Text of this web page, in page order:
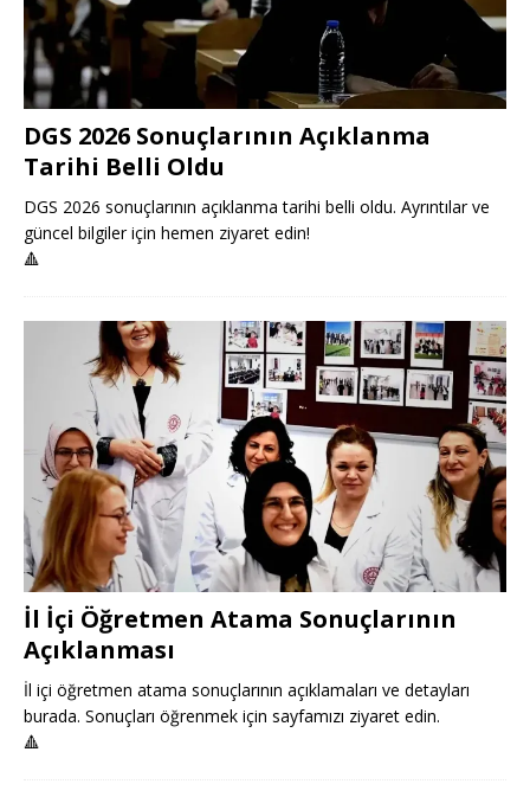
DGS 2026 Sonuçlarının Açıklanma
Tarihi Belli Oldu
DGS 2026 sonuçlarının açıklanma tarihi belli oldu. Ayrıntılar ve
güncel bilgiler için hemen ziyaret edin!
🔺
İl İçi Öğretmen Atama Sonuçlarının
Açıklanması
İl içi öğretmen atama sonuçlarının açıklamaları ve detayları
burada. Sonuçları öğrenmek için sayfamızı ziyaret edin.
🔺